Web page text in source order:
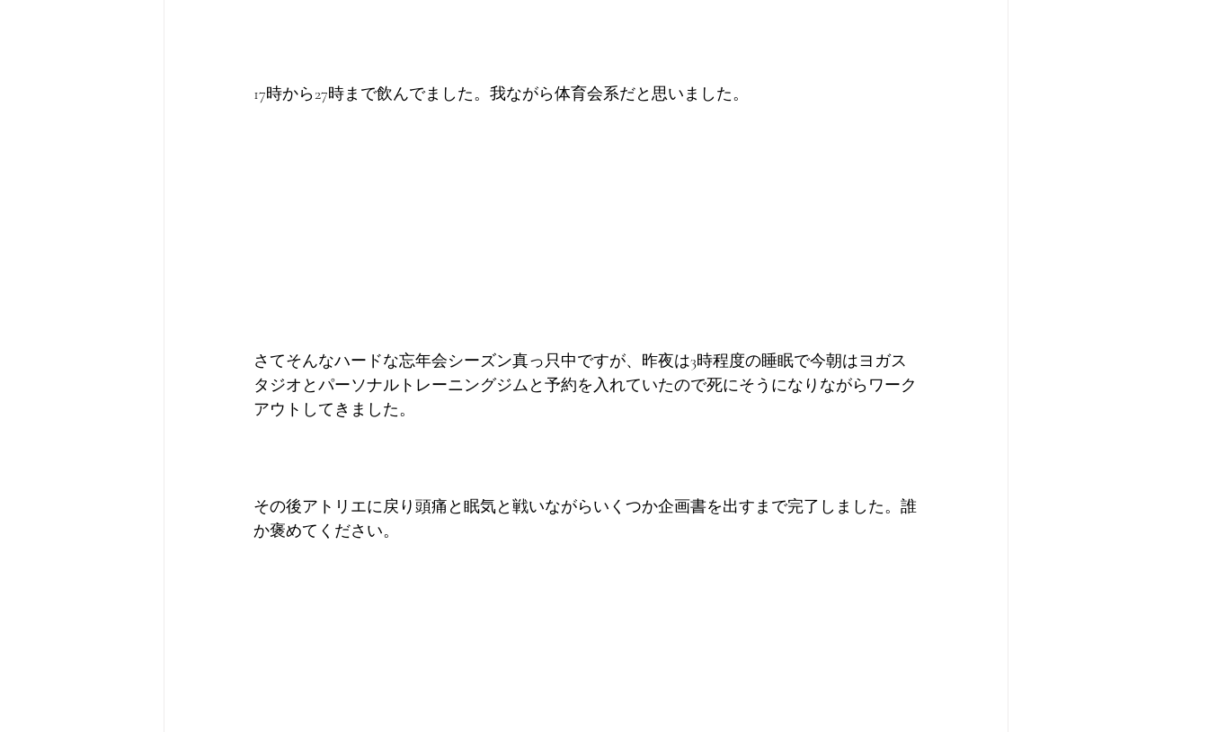
17時から27時まで飲んでました。我ながら体育会系だと思いました。
さてそんなハードな忘年会シーズン真っ只中ですが、昨夜は3時程度の睡眠で今朝はヨガス
タジオとパーソナルトレーニングジムと予約を入れていたので死にそうになりながらワーク
アウトしてきました。
その後アトリエに戻り頭痛と眠気と戦いながらいくつか企画書を出すまで完了しました。誰
か褒めてください。